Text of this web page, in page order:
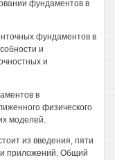
фундаментов в
фундаментов в
и
и
в
физического
моделей.
из введения, пяти
и приложений. Общий